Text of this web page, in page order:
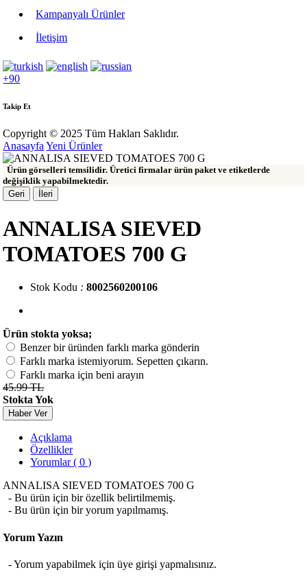
Kampanyalı Ürünler
İletişim
+90
Takip Et
Copyright © 2025 Tüm Hakları Saklıdır.
Anasayfa Yeni Ürünler
Ürün görselleri temsilidir. Üretici firmalar ürün paket ve etiketlerde
değişiklik yapabilmektedir.
Geri
İleri
ANNALISA SIEVED
TOMATOES 700 G
Stok Kodu : 8002560200106
Ürün stokta yoksa;
Benzer bir üründen farklı marka gönderin
Farklı marka istemiyorum. Sepetten çıkarın.
Farklı marka için beni arayın
45.99 TL
Stokta Yok
Haber Ver
Açıklama
Özellikler
Yorumlar ( 0 )
ANNALISA SIEVED TOMATOES 700 G
- Bu ürün için bir özellik belirtilmemiş.
- Bu ürün için bir yorum yapılmamış.
Yorum Yazın
- Yorum yapabilmek için üye girişi yapmalısınız.